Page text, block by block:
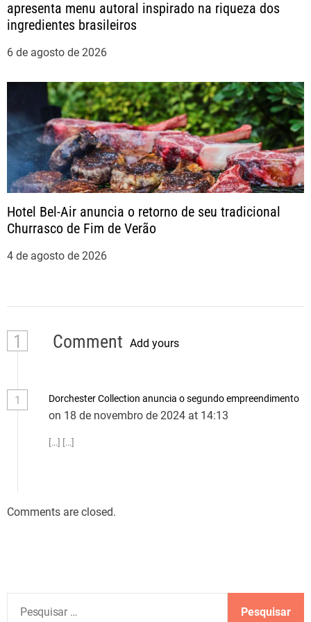
apresenta menu autoral inspirado na riqueza dos
ingredientes brasileiros
6 de agosto de 2026
Hotel Bel-Air anuncia o retorno de seu tradicional
Churrasco de Fim de Verão
4 de agosto de 2026
1 Comment Add yours
1 Dorchester Collection anuncia o segundo empreendimento
on 18 de novembro de 2024 at 14:13
[…] […]
Comments are closed.